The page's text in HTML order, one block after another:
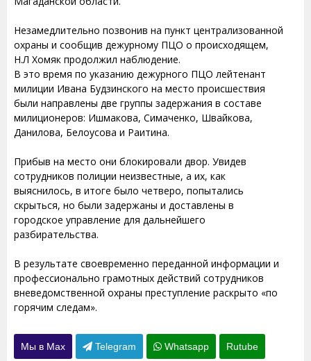
Незамедлительно позвонив на пункт централизованной
охраны и сообщив дежурному ПЦО о происходящем,
Н.Л Хомяк продолжил наблюдение.
В это время по указанию дежурного ПЦО лейтенант
милиции Ивана Будзинского на место происшествия
были направлены две группы задержания в составе
милиционеров: Ишмакова, Симаченко, Швайкова,
Данилова, Белоусова и Раитина.
Прибыв на место они блокировали двор. Увидев
сотрудников полиции неизвестные, а их, как
выяснилось, в итоге было четверо, попытались
скрыться, но были задержаны и доставлены в
городское управление для дальнейшего
разбирательства.
В результате своевременно переданной информации и
профессионально грамотных действий сотрудников
вневедомственной охраны преступление раскрыто «по
горячим следам».
Мы в Max Telegram Whatsapp Rutube